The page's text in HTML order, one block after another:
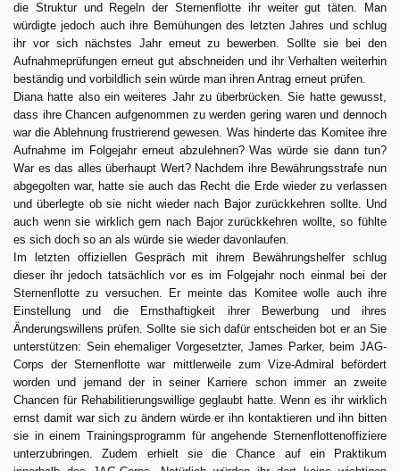
die Struktur und Regeln der Sternenflotte ihr weiter gut täten. Man
würdigte jedoch auch ihre Bemühungen des letzten Jahres und schlug
ihr vor sich nächstes Jahr erneut zu bewerben. Sollte sie bei den
Aufnahmeprüfungen erneut gut abschneiden und ihr Verhalten weiterhin
beständig und vorbildlich sein würde man ihren Antrag erneut prüfen.
Diana hatte also ein weiteres Jahr zu überbrücken. Sie hatte gewusst,
dass ihre Chancen aufgenommen zu werden gering waren und dennoch
war die Ablehnung frustrierend gewesen. Was hinderte das Komitee ihre
Aufnahme im Folgejahr erneut abzulehnen? Was würde sie dann tun?
War es das alles überhaupt Wert? Nachdem ihre Bewährungsstrafe nun
abgegolten war, hatte sie auch das Recht die Erde wieder zu verlassen
und überlegte ob sie nicht wieder nach Bajor zurückkehren sollte. Und
auch wenn sie wirklich gern nach Bajor zurückkehren wollte, so fühlte
es sich doch so an als würde sie wieder davonlaufen.
Im letzten offiziellen Gespräch mit ihrem Bewährungshelfer schlug
dieser ihr jedoch tatsächlich vor es im Folgejahr noch einmal bei der
Sternenflotte zu versuchen. Er meinte das Komitee wolle auch ihre
Einstellung und die Ernsthaftigkeit ihrer Bewerbung und ihres
Änderungswillens prüfen. Sollte sie sich dafür entscheiden bot er an Sie
unterstützen: Sein ehemaliger Vorgesetzter, James Parker, beim JAG-
Corps der Sternenflotte war mittlerweile zum Vize-Admiral befördert
worden und jemand der in seiner Karriere schon immer an zweite
Chancen für Rehabilitierungswillige geglaubt hatte. Wenn es ihr wirklich
ernst damit war sich zu ändern würde er ihn kontaktieren und ihn bitten
sie in einem Trainingsprogramm für angehende Sternenflottenoffiziere
unterzubringen. Zudem erhielt sie die Chance auf ein Praktikum